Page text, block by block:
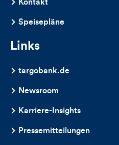
Kontakt
Speisepläne
Links
targobank.de
Newsroom
Karriere-Insights
Pressemitteilungen